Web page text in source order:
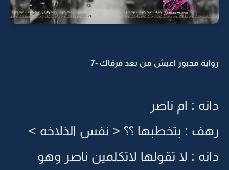
رواية مجبور اعيش من بعد فرقاك -7
دانه : ام ناصر
رهف : بتخطبها ؟؟ < نفس الذلاخه >
دانه : لا تقولها لاتكلمين ناصر وهو